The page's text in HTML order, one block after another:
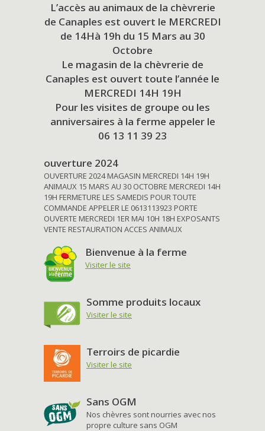
L’accès au animaux de la chèvrerie
de Canaples est ouvert le MERCREDI
de 14Hà 19h du 15 Mars au 30
Octobre
Le magasin de la chèvrerie de
Canaples est ouvert toute l’année le
MERCREDI 14H 19H
Pour les visites de groupe ou les
anniversaires à la ferme appeler le
06 13 11 39 23
ouverture 2024
OUVERTURE 2024 MAGASIN MERCREDI 14H 19H
ANIMAUX 15 MARS AU 30 OCTOBRE MERCREDI 14H
19H FERMETURE LES SAMEDIS POUR TOUTE
COMMANDE APPELER LE 0613113923 PORTE
OUVERTE MERCREDI 1ER MAI 10H 18H EXPOSANTS
VENTE RESTAURATION ACCES ANIMAUX
Bienvenue à la ferme
Visiter le site
Somme produits locaux
Visiter le site
Terroirs de picardie
Visiter le site
Sans OGM
Nos chèvres sont nourries avec nos
propre culture sans OGM